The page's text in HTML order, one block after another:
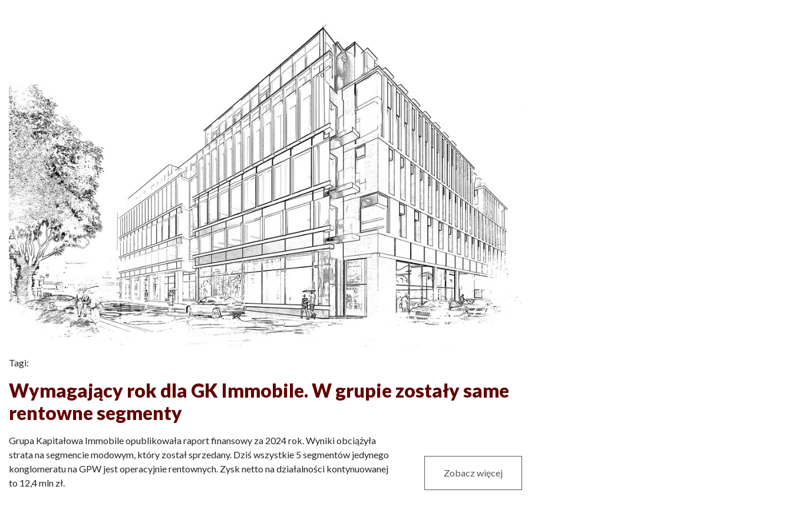
Tagi:
Wymagający rok dla GK Immobile. W grupie zostały same
rentowne segmenty
Grupa Kapitałowa Immobile opublikowała raport finansowy za 2024 rok. Wyniki obciążyła
strata na segmencie modowym, który został sprzedany. Dziś wszystkie 5 segmentów jedynego
konglomeratu na GPW jest operacyjnie rentownych. Zysk netto na działalności kontynuowanej
to 12,4 mln zł.
Zobacz więcej